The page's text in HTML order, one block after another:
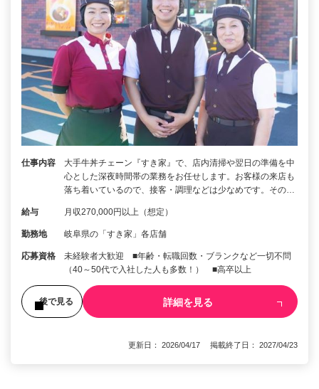
仕事内容
大手牛丼チェーン『すき家』で、店内清掃や翌日の準備を中
心とした深夜時間帯の業務をお任せします。お客様の来店も
落ち着いているので、接客・調理などは少なめです。その…
給与 月収270,000円以上（想定）
勤務地 岐阜県の「すき家」各店舗
応募資格
未経験者大歓迎 ■年齢・転職回数・ブランクなど一切不問
（40～50代で入社した人も多数！） ■高卒以上
後で見る 詳細を見る
更新日： 2026/04/17 掲載終了日： 2027/04/23